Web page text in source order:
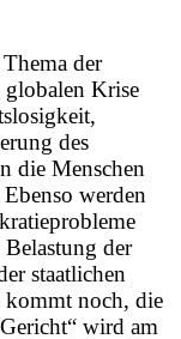
der
Krise
des
die Menschen
werden
der
staatlichen
kommt noch, die
wird am